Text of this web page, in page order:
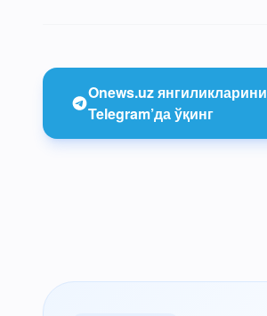
Onews.uz янгиликларини
Telegram’да ўқинг